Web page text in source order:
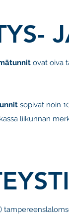
ovat oiva
sopivat noin
liikunnan